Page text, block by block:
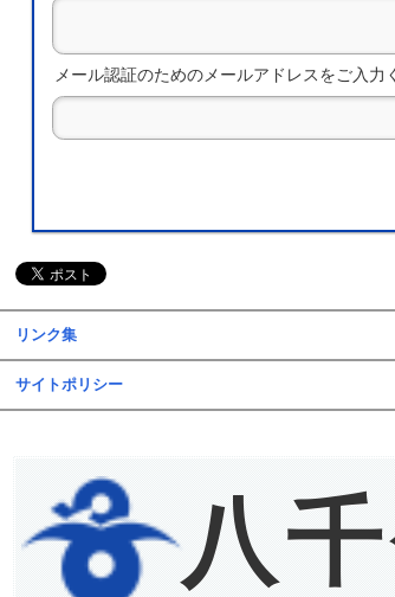
メール認証のためのメールアドレスをご入力
リンク集
サイトポリシー
八